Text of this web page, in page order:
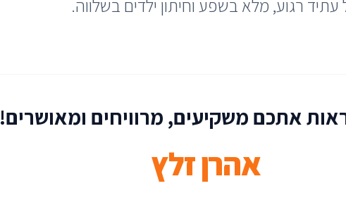
רגוע, מלא בשפע וחיתון ילדים בשלווה.
אתכם משקיעים, מרוויחים ומאושרים!
אהרן זלץ